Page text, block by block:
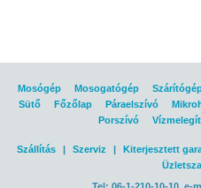
Mosógép Mosogatógép
Sütő
Főzőlap Páraelszívó
Porszívó
Szállítás | Szerviz | Kiterjesztett